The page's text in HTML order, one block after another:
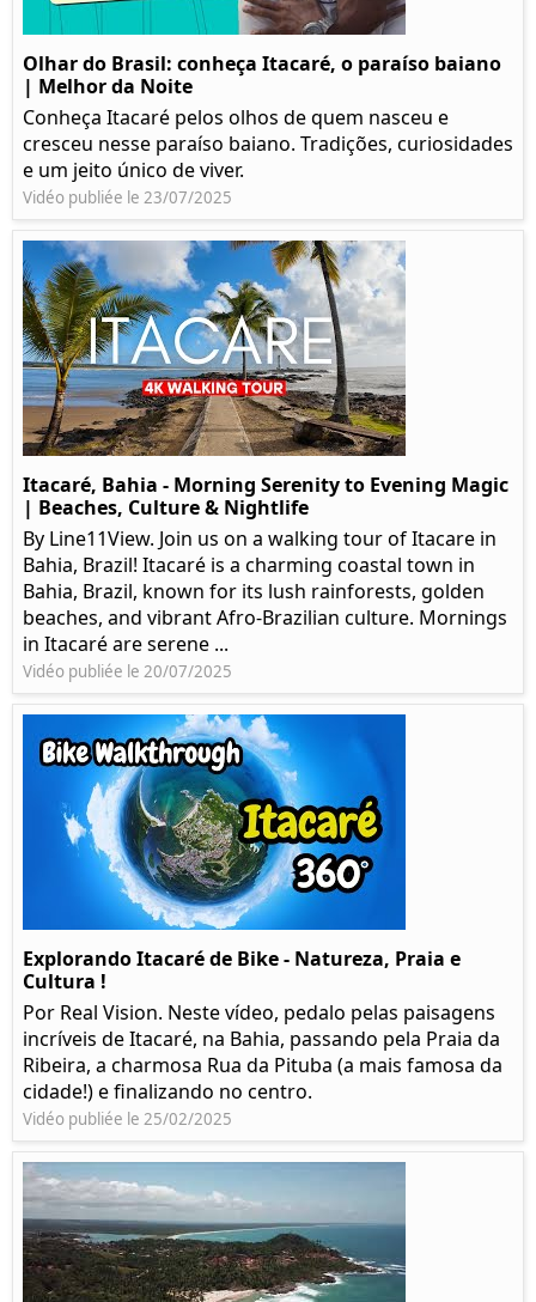
Olhar do Brasil: conheça Itacaré, o paraíso baiano
| Melhor da Noite
Conheça Itacaré pelos olhos de quem nasceu e
cresceu nesse paraíso baiano. Tradições, curiosidades
e um jeito único de viver.
Vidéo publiée le 23/07/2025
Itacaré, Bahia - Morning Serenity to Evening Magic
| Beaches, Culture & Nightlife
By Line11View. Join us on a walking tour of Itacare in
Bahia, Brazil! Itacaré is a charming coastal town in
Bahia, Brazil, known for its lush rainforests, golden
beaches, and vibrant Afro-Brazilian culture. Mornings
in Itacaré are serene ...
Vidéo publiée le 20/07/2025
Explorando Itacaré de Bike - Natureza, Praia e
Cultura !
Por Real Vision. Neste vídeo, pedalo pelas paisagens
incríveis de Itacaré, na Bahia, passando pela Praia da
Ribeira, a charmosa Rua da Pituba (a mais famosa da
cidade!) e finalizando no centro.
Vidéo publiée le 25/02/2025